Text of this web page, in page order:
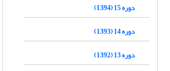
دوره 15 (1394)
دوره 14 (1393)
دوره 13 (1392)